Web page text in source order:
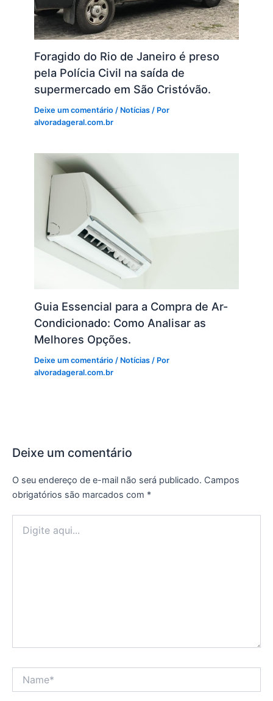
Foragido do Rio de Janeiro é preso
pela Polícia Civil na saída de
supermercado em São Cristóvão.
Deixe um comentário / Notícias / Por
alvoradageral.com.br
Guia Essencial para a Compra de Ar-
Condicionado: Como Analisar as
Melhores Opções.
Deixe um comentário / Notícias / Por
alvoradageral.com.br
Deixe um comentário
O seu endereço de e-mail não será publicado. Campos
obrigatórios são marcados com *
aqui...